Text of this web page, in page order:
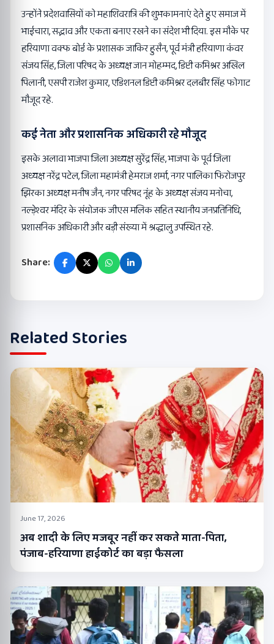
उन्होंने प्रदेशवासियों को महाशिवरात्रि की शुभकामनाएं देते हुए समाज में
भाईचारा, सद्भाव और एकता बनाए रखने का संदेश भी दिया. इस मौके पर
हरियाणा वक्फ बोर्ड के प्रशासक जाकिर हुसैन, पूर्व मंत्री हरियाणा कंवर
संजय सिंह, जिला परिषद के अध्यक्ष जान मोहम्मद, डिप्टी कमिश्नर अखिल
पिलानी, एसपी राजेश कुमार, एडिशनल डिप्टी कमिश्नर दलबीर सिंह फोगाट
मौजूद रहे.
कई नेता और प्रशासनिक अधिकारी रहे मौजूद
इसके अलावा भाजपा जिला अध्यक्ष सुरेंद्र सिंह, भाजपा के पूर्व जिला
अध्यक्ष नरेंद्र पटेल, जिला महामंत्री हेमराज शर्मा, नगर पालिका फिरोजपुर
झिरका अध्यक्ष मनीष जैन, नगर परिषद नूंह के अध्यक्ष संजय मनोचा,
नल्ड़ेश्वर मंदिर के संयोजक जीएस मलिक सहित स्थानीय जनप्रतिनिधि,
प्रशासनिक अधिकारी और बड़ी संख्या में श्रद्धालु उपस्थित रहे.
Share:
Related Stories
June 17, 2026
अब शादी के लिए मजबूर नहीं कर सकते माता-पिता,
पंजाब-हरियाणा हाईकोर्ट का बड़ा फैसला